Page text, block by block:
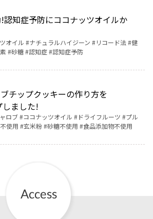
知症予防にココナッツオイルか
オイル ナチュラルハイジーン リコード法 健
砂糖 認知症 認知症予防
チップクッキーの作り方を
ました!
ロブ ココナッツオイル ドライフルーツ
プル
使用 玄米粉 砂糖不使用
食品添加物不使用
お産について
と子の結びつき支援
予防接種
で当院での出産を希望される方へ